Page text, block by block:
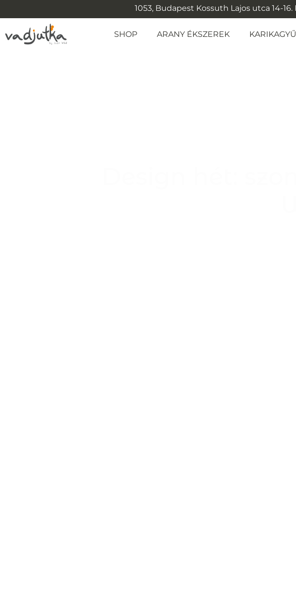
1053, Budapest Kossuth Lajos utca 14-16.
SHOP ARANY ÉKSZEREK